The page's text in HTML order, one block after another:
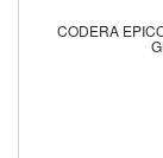
CODERA